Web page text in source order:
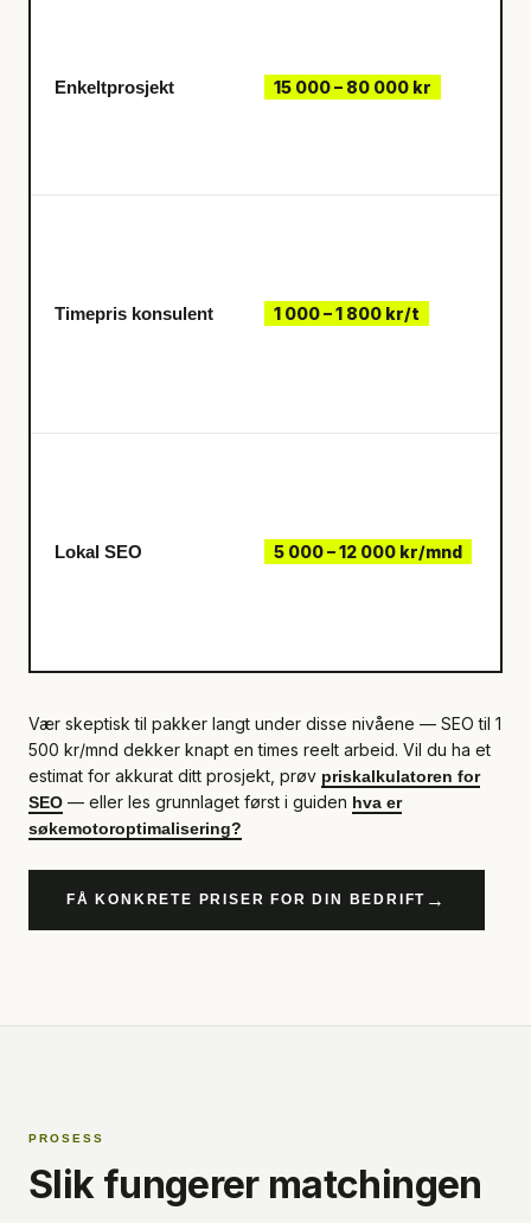
Enkeltprosjekt 15 000 – 80 000 kr
Timepris konsulent 1 000 – 1 800 kr/t
Lokal SEO 5 000 – 12 000 kr/mnd
Vær skeptisk til pakker langt under disse nivåene — SEO til 1
500 kr/mnd dekker knapt en times reelt arbeid. Vil du ha et
estimat for akkurat ditt prosjekt, prøv priskalkulatoren for
SEO — eller les grunnlaget først i guiden hva er
søkemotoroptimalisering?
FÅ KONKRETE PRISER FOR DIN BEDRIFT →
PROSESS
Slik fungerer matchingen